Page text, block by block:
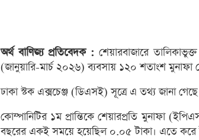
অর্থ বাণিজ্য প্রতিবেদক : শেয়ারবাজারে
(জানুয়ারি-মার্চ ২০২৬) ব্যবসায় ১২০ শতাংশ মুনাফা
ঢাকা স্টক এক্সচেঞ্জ (ডিএসই) সূত্রে এ তথ্য জানা
কোম্পানিটির ১ম প্রান্তিকে শেয়ারপ্রতি মুনাফা
বছরের একই সময়ে হয়েছিল ০.০৫ টাকা। এতে করে